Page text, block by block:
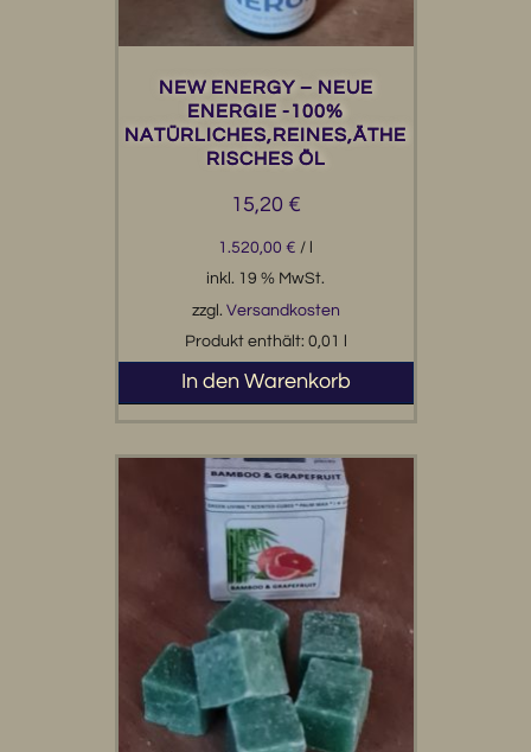
NEW ENERGY – NEUE
ENERGIE -100%
NATÜRLICHES,REINES,ÄTHE
RISCHES ÖL
15,20 €
1.520,00 € / l
inkl. 19 % MwSt.
zzgl. Versandkosten
Produkt enthält: 0,01
In den Warenkorb